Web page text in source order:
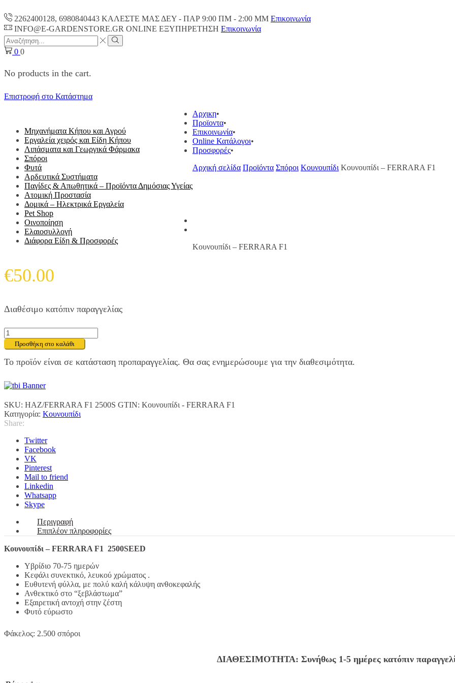
2262400128, 6980840443 ΚΑΛΕΣΤΕ ΜΑΣ ΔΕΥ - ΠΑΡ 9:00 ΠM - 2:00 ΜΜ Επικοινωνία
INFO@E-GARDENSTORE.GR ONLINE ΕΞΥΠΗΡΕΤΗΣH Επικοινωνία
Search
input
Search
0 0
No products in the cart.
Επιστροφή στο Κατάστημα
Μηχανήματα Κήπου και Αγρού
Εργαλεία χειρός και Είδη Κήπου
Λιπάσματα και Γεωργικά Φάρμακα
Σπόροι
Φυτά
Αρδευτικά Συστήματα
Παγίδες & Απωθητικά – Προϊόντα Δημόσιας Υγείας
Ατομική Προστασία
Δομικά – Ηλεκτρικά Εργαλεία
Pet Shop
Οινοποίηση
Ελαιοσυλλογή
Διάφορα Είδη & Προσφορές
Αρχικη
Προϊοντα
Επικοινωνία
Online Κατάλογοι
Προσφορές
Αρχική σελίδα Προϊόντα Σπόροι Κουνουπίδι Κουνουπίδι – FERRARA F1
Κουνουπίδι – FERRARA F1
€50.00
Διαθέσιμο κατόπιν παραγγελίας
Κουνουπίδι
-
FERRARA
F1
ποσότητα
Προσθήκη στο καλάθι
Το προϊόν είναι σε κατάσταση προπαραγγελίας. Θα σας ενημερώσουμε για την διαθεσιμότητα.
SKU: HAZ/FERRARA F1 2500S GTIN: Κουνουπίδι - FERRARA F1
Κατηγορία: Κουνουπίδι
Share:
Twitter
Facebook
VK
Pinterest
Mail to friend
Linkedin
Whatsapp
Skype
Περιγραφή
Επιπλέον πληροφορίες
Κουνουπίδι – FERRARA F1 2500SEED
Υβρίδιο 70-75 ημερών
Κεφάλι συνεκτικό, λευκού χρώματος .
Ευθυτενή φύλλα, με πολύ καλή κάλυψη ανθοκεφαλής
Ανθεκτικό στο “ξεβλάστωμα”
Εξαιρετική αντοχή στην ζέστη
Φυτό εύρωστο
Φάκελος: 2.500 σπόροι
ΔΙΑΘΕΣΙΜΟΤΗΤΑ: Συνήθως 1-5 ημέρες κατόπιν